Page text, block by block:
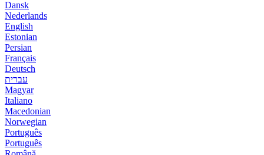
Dansk
Nederlands
English
Estonian
Persian
Français
Deutsch
עברית
Magyar
Italiano
Macedonian
Norwegian
Português
Português